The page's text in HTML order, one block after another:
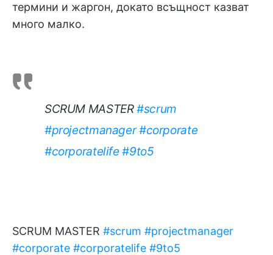
термини и жаргон, докато всъщност казват
много малко.
SCRUM MASTER#scrum
#projectmanager #corporate
#corporatelife #9to5
SCRUM MASTER #scrum #projectmanager
#corporate #corporatelife #9to5